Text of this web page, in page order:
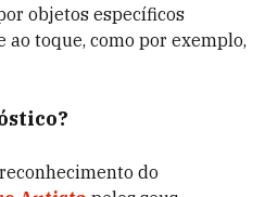
objetos específicos
toque, como por exemplo,
do